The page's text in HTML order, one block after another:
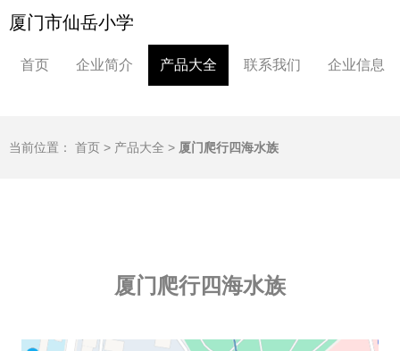
厦门市仙岳小学
首页 企业简介 产品大全 联系我们 企业信息
当前位置： 首页 > 产品大全 > 厦门爬行四海水族
厦门爬行四海水族